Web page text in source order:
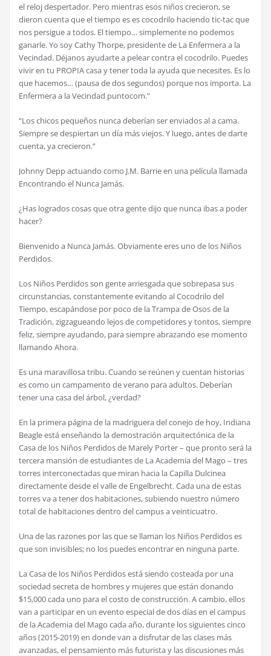
el reloj despertador. Pero mientras esos niños crecieron, se
dieron cuenta que el tiempo es es cocodrilo haciendo tic-tac que
nos persigue a todos. El tiempo… simplemente no podemos
ganarle. Yo soy Cathy Thorpe, presidente de La Enfermera a la
Vecindad. Déjanos ayudarte a pelear contra el cocodrilo. Puedes
vivir en tu PROPIA casa y tener toda la ayuda que necesites. Es lo
que hacemos… (pausa de dos segundos) porque nos importa. La
Enfermera a la Vecindad puntocom.”
“Los chicos pequeños nunca deberían ser enviados al a cama.
Siempre se despiertan un día más viejos. Y luego, antes de darte
cuenta, ya crecieron.”
Johnny Depp actuando como J.M. Barrie en una película llamada
Encontrando el Nunca Jamás.
¿Has logrados cosas que otra gente dijo que nunca ibas a poder
hacer?
Bienvenido a Nunca Jamás. Obviamente eres uno de los Niños
Perdidos.
Los Niños Perdidos son gente arriesgada que sobrepasa sus
circunstancias, constantemente evitando al Cocodrilo del
Tiempo, escapándose por poco de la Trampa de Osos de la
Tradición, zigzagueando lejos de competidores y tontos, siempre
feliz, siempre ayudando, para siempre abrazando ese momento
llamando Ahora.
Es una maravillosa tribu. Cuando se reúnen y cuentan historias
es como un campamento de verano para adultos. Deberían
tener una casa delárbol,¿verdad?
En la primera página de la madriguera del conejo de hoy, Indiana
Beagle estáenseñando la demostración arquitectónica de la
Casa de los Niños Perdidos de Marely Porter – que pronto será la
tercera mansión de estudiantes de La Academia del Mago – tres
torres interconectadas que miran hacia la Capilla Dulcinea
directamente desde el valle de Engelbrecht. Cada una de estas
torres va a tener dos habitaciones, subiendo nuestro número
total de habitaciones dentro del campus a veinticuatro.
Una de las razones por las que se llaman los Niños Perdidos es
que son invisibles; no los puedes encontrar en ninguna parte.
La Casa de los Niños Perdidos estásiendo costeada por una
sociedad secreta de hombres y mujeres que están donando
$15,000 cada uno para el costo de construcción. A cambio, ellos
van a participar en un evento especial de dos días en el campus
de la Academia del Mago cada año, durante los siguientes cinco
años (2015-2019) en donde van a disfrutar de las clases más
avanzadas, el pensamiento más futurista y las discusiones más